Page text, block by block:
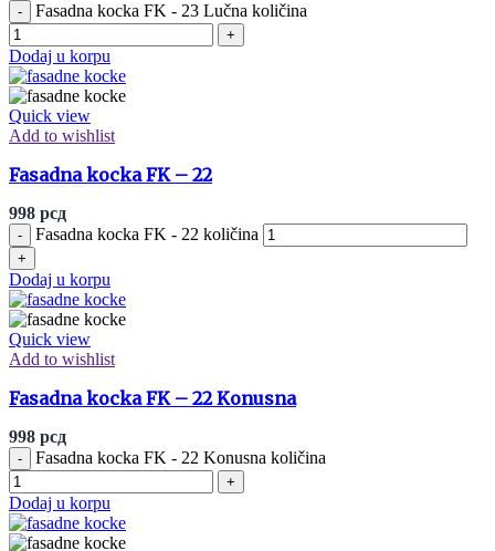
Fasadna kocka FK - 23 Lučna količina
Dodaj u korpu
Quick view
Add to wishlist
Fasadna kocka FK – 22
998 рсд
Fasadna kocka FK - 22 količina
Dodaj u korpu
Quick view
Add to wishlist
Fasadna kocka FK – 22 Konusna
998 рсд
Fasadna kocka FK - 22 Konusna količina
Dodaj u korpu